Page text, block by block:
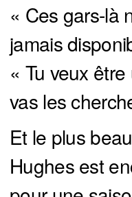
« Ces gars-là
jamais
« Tu veux
vas les
Et le plus
Hughes est